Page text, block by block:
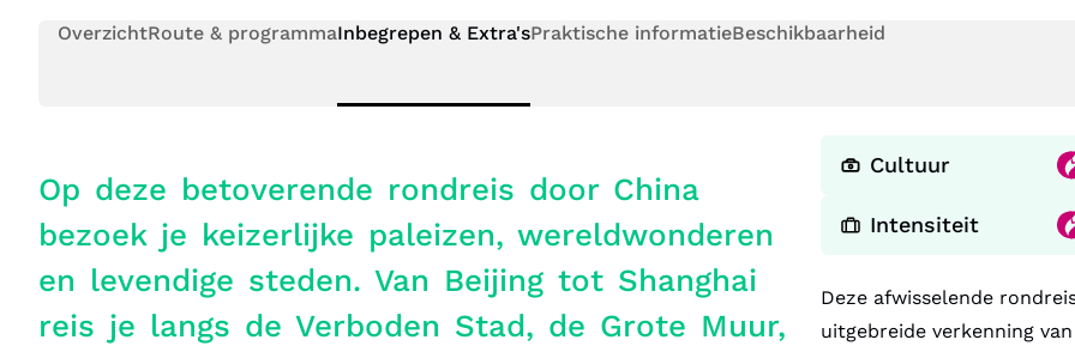
OverzichtRoute & programmaInbegrepen & Extra'sPraktische informatieBeschikbaarheid
Op deze betoverende rondreis door China
bezoek je keizerlijke paleizen, wereldwonderen
en levendige steden. Van Beijing tot Shanghai
reis je langs de Verboden Stad, de Grote Muur,
Cultuur
Intensiteit
Deze afwisselende
uitgebreide verkenning